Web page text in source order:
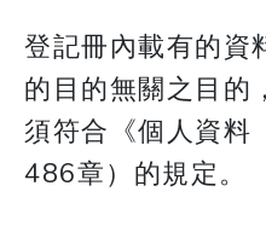
登記冊內載有的資
的目的無關之目的
須符合《個人資料
486章）的規定。